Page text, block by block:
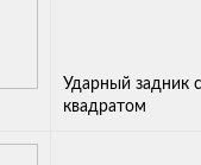
Ударный задник
квадратом